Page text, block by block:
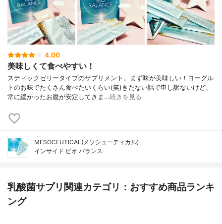
4.00
美味しくて食べやすい！
スティックゼリータイプのサプリメント。まず味が美味しい！ヨーグル
トのお味でたくさん食べたいくらい(笑)きたない話で申し訳ないけど、
常に緩かったお腹が安定してきま…続きを見る
MESOCEUTICAL(メソシューティカル)
インサイド ビオ バランス
乳酸菌サプリ関連カテゴリ：おすすめ商品ランキ
ング